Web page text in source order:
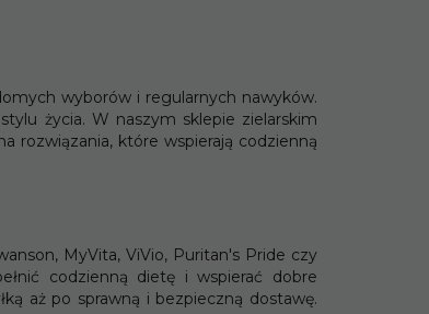
* z podatkiem VAT * z podatkiem VAT
wyborów i regularnych nawyków.
życia. W naszym sklepie zielarskim
rozwiązania, które wspierają codzienną
MyVita, ViVio, Puritan's Pride czy
codzienną dietę i wspierać dobre
aż po sprawną i bezpieczną dostawę.